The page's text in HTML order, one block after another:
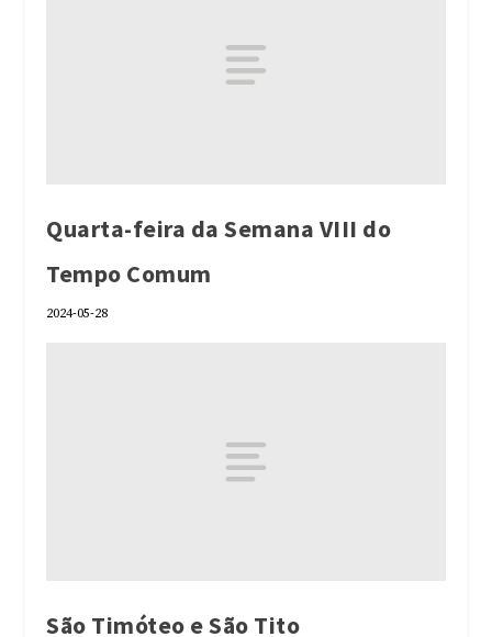
Quarta-feira da Semana VIII do
Tempo Comum
2024-05-28
São Timóteo e São Tito